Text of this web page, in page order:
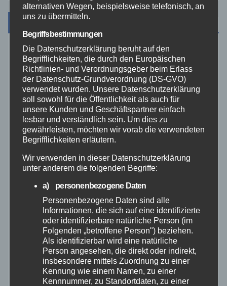
Archiv
August 2026
Juli 2026
Juni 2026
Mai 2026
April 2026
März 2026
Februar 2026
Januar 2026
Dezember 2025
alternativen Wegen, beispielsweise telefonisch, an
uns zu übermitteln.
Begriffsbestimmungen
Die Datenschutzerklärung beruht auf den
Begrifflichkeiten, die durch den Europäischen
Richtlinien- und Verordnungsgeber beim Erlass
der Datenschutz-Grundverordnung (DS-GVO)
verwendet wurden. Unsere Datenschutzerklärung
soll sowohl für die Öffentlichkeit als auch für
unsere Kunden und Geschäftspartner einfach
lesbar und verständlich sein. Um dies zu
gewährleisten, möchten wir vorab die verwendeten
Begrifflichkeiten erläutern.
Wir verwenden in dieser Datenschutzerklärung
unter anderem die folgenden Begriffe:
a) personenbezogene Daten
Personenbezogene Daten sind alle
Informationen, die sich auf eine identifizierte
oder identifizierbare natürliche Person (im
Folgenden „betroffene Person") beziehen.
Als identifizierbar wird eine natürliche
Person angesehen, die direkt oder indirekt,
insbesondere mittels Zuordnung zu einer
Kennung wie einem Namen, zu einer
Kennnummer, zu Standortdaten, zu einer